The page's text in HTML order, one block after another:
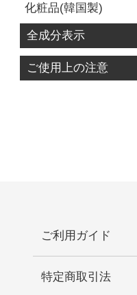
化粧品(韓国製)
全成分表示
[TT] 水、ＤＰＧ、グ
ン、プロパンジオー
リン、ＤＰＧ、エチ
－ヘキサンジオール
イン酸ソルビタン、
アリン酸ソルビタン
ご使用上の注意
肌に直射日光が当た
位には使わないでく
注意し、入った時は
ご利用ガイド
特定商取引法